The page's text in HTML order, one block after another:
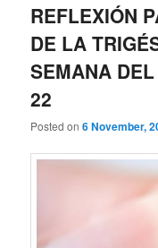
REFLEXIÓN
DE LA
SEMANA
22
Posted on6 November,